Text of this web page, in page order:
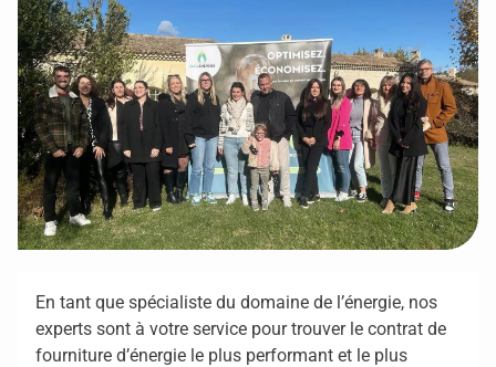
En tant que spécialiste du domaine de l’énergie, nos
experts sont à votre service pour trouver le contrat de
fourniture d’énergie le plus performant et le plus